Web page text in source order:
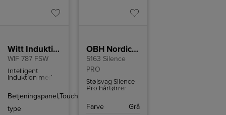
Witt Induktionskogeplade
WIF 787 FSW
Intelligent
induktion med
78 cm bred,
glaskant og hvidt
Betjeningspanel,
type
Touch
OBH Nordica Hårtørrer
5163 Silence
PRO
Støjsvag Silence
Pro hårtørrer
og 2 hastigheder
Farve
Grå